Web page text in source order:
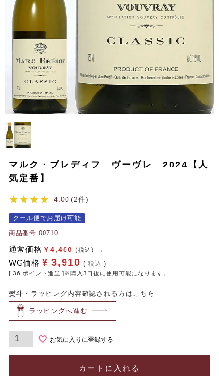
マルク・ブレディフ ヴーヴレ 2024【人
気定番】
4.00 2
クール便でお届け可能
商品番号 00710
通常価格 ¥ 4,400 (税込)
WG価格 ¥ 3,910 税込
[ 36 ポイント進呈 ]※購入3日後に使用可能になります。
熨斗・ラッピング内容確認される方はこちら
ラッピングへ進む
お気に入りに登録する
カートに入れる